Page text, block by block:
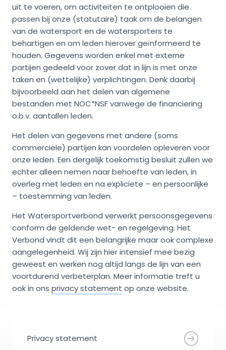
uit te voeren, om activiteiten te ontplooien die
passen bij onze (statutaire) taak om de belangen
van de watersport en de watersporters te
behartigen en om leden hierover geïnformeerd te
houden. Gegevens worden enkel met externe
partijen gedeeld voor zover dat in lijn is met onze
taken en (wettelijke) verplichtingen. Denk daarbij
bijvoorbeeld aan het delen van algemene
bestanden met NOC*NSF vanwege de financiering
o.b.v. aantallen leden.
Het delen van gegevens met andere (soms
commerciële) partijen kan voordelen opleveren voor
onze leden. Een dergelijk toekomstig besluit zullen we
echter alleen nemen naar behoefte van leden, in
overleg met leden en na expliciete – en persoonlijke
– toestemming van leden.
Het Watersportverbond verwerkt persoonsgegevens
conform de geldende wet- en regelgeving. Het
Verbond vindt dit een belangrijke maar ook complexe
aangelegenheid. Wij zijn hier intensief mee bezig
geweest en werken nog altijd langs de lijn van een
voortdurend verbeterplan. Meer informatie treft u
ook in ons privacy statement op onze website.
Privacy statement